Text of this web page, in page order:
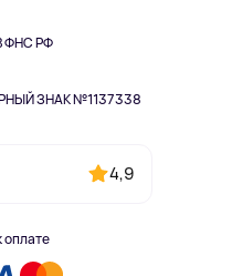
ФНС РФ
ЗНАК №1137338
4,9